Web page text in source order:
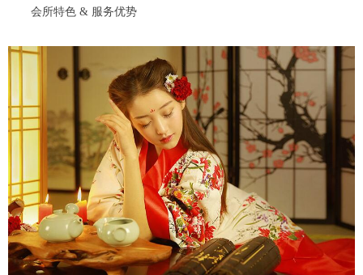
会所特色 & 服务优势